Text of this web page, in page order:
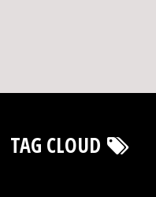
TAG CLOUD